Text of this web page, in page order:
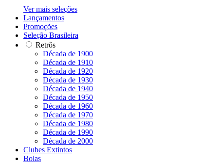
Ver mais seleções
Lançamentos
Promoções
Seleção Brasileira
Retrôs
Década de 1900
Década de 1910
Década de 1920
Década de 1930
Década de 1940
Década de 1950
Década de 1960
Década de 1970
Década de 1980
Década de 1990
Década de 2000
Clubes Extintos
Bolas